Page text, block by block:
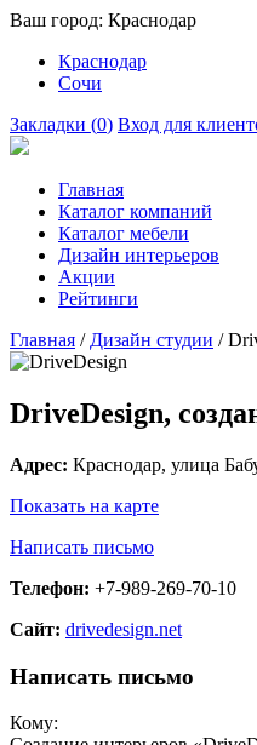
Ваш город: Краснодар
Краснодар
Сочи
Закладки (0) Вход для
Главная
Каталог компаний
Каталог мебели
Дизайн интерьеров
Акции
Рейтинги
Главная / Дизайн студии /
DriveDesign,
Адрес: Краснодар, улица
Показать на карте
Написать письмо
Телефон: +7-989-269-70-10
Сайт: drivedesign.net
Написать письмо
Кому: